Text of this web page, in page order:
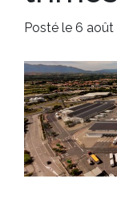
Posté le 6 août